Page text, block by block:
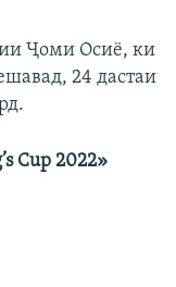
Ҷоми Осиё, ки
24 дастаи
’s Cup 2022»